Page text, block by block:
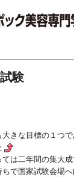
験
きな目標の１つ
は二年間の集大成
で国家試験会場